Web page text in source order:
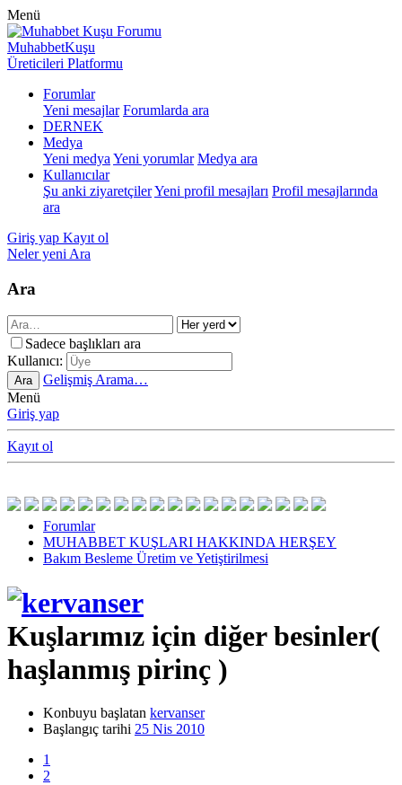
Menü
MuhabbetKuşu
Üreticileri Platformu
Forumlar
Yeni mesajlar Forumlarda ara
DERNEK
Medya
Yeni medya Yeni yorumlar Medya ara
Kullanıcılar
Şu anki ziyaretçilerYeni profil mesajları Profil mesajlarında
ara
Giriş yap Kayıt ol
Neler yeni Ara
Ara
Sadece başlıkları ara
Kullanıcı:
Ara
Gelişmiş Arama…
Menü
Giriş yap
Kayıt ol
Forumlar
MUHABBET KUŞLARI HAKKINDA HERŞEY
Bakım Besleme Üretim ve Yetiştirilmesi
Kuşlarımız için diğer besinler(
haşlanmış pirinç )
Konbuyu başlatan kervanser
Başlangıç tarihi 25 Nis 2010
1
2